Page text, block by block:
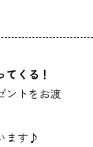
くる！
ントをお渡
ます♪